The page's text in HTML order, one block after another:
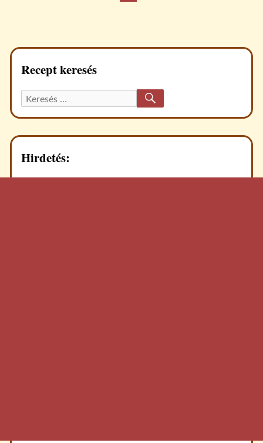
Recept keresés
Keresett
recept:
Hirdetés: